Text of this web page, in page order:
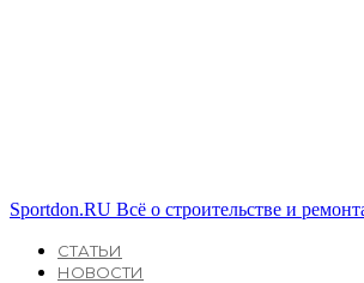
Sportdon.RU Всё о строительстве и
СТАТЬИ
НОВОСТИ